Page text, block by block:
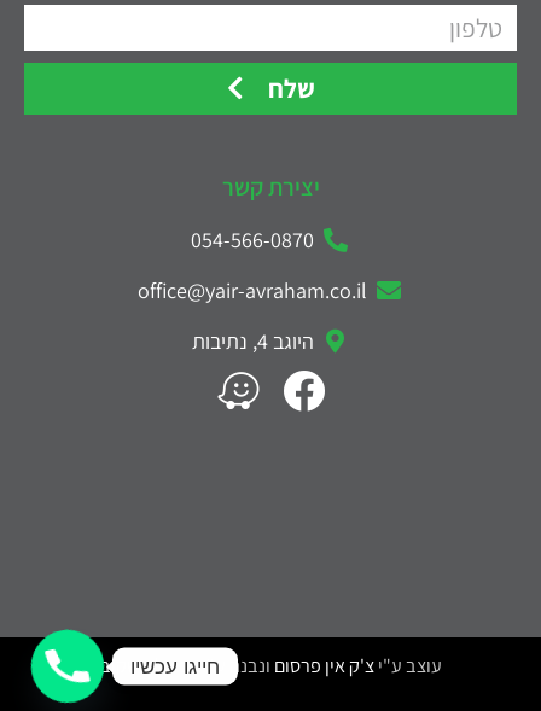
שלח
יצירת קשר
054-566-0870
office@yair-avraham.co.il
היוגב 4, נתיבות
עוצב ע"יצ'ק אין פרסום ונבנה ע"ידניאל משקוב
חייגו עכשיו